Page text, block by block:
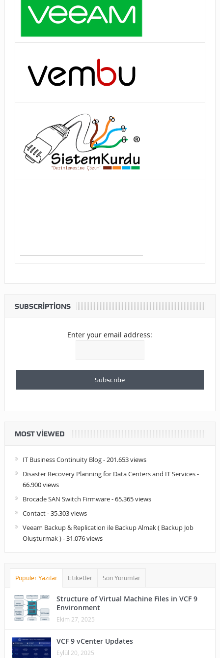
SUBSCRIPTIONS
Enter your email address:
MOST VIEWED
IT Business Continuity Blog- 201.653 views
Disaster Recovery Planning for Data Centers and IT Services-
66.900 views
Brocade SAN Switch Firmware- 65.365 views
Contact- 35.303 views
Veeam Backup & Replication ile Backup Almak ( Backup Job
Oluşturmak )- 31.076 views
Popüler Yazılar Etiketler Son Yorumlar
Structure of Virtual Machine Files in VCF 9
Environment
Ekim 27, 2025
VCF 9 vCenter Updates
Eylül 20, 2025